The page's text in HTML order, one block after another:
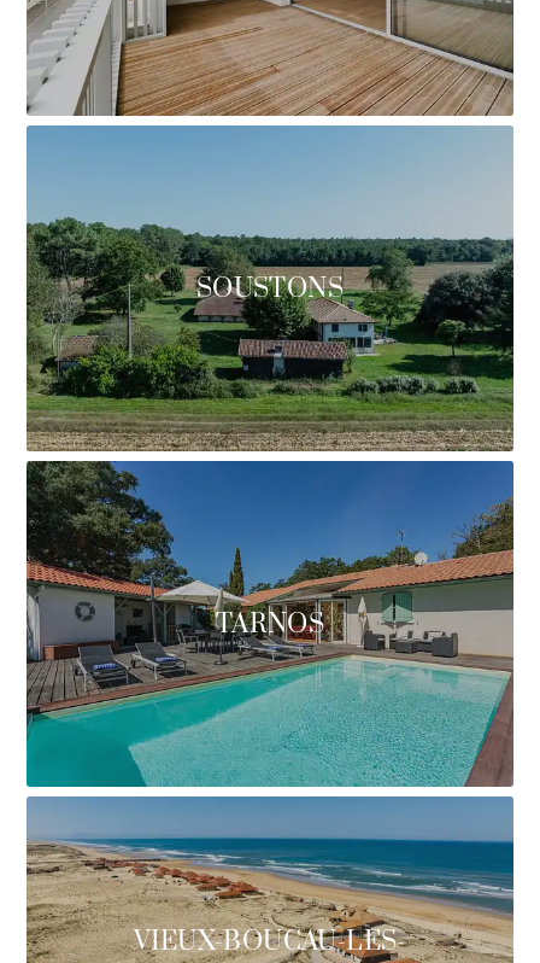
SOUSTONS
TARNOS
VIEUX-BOUCAU-LES-